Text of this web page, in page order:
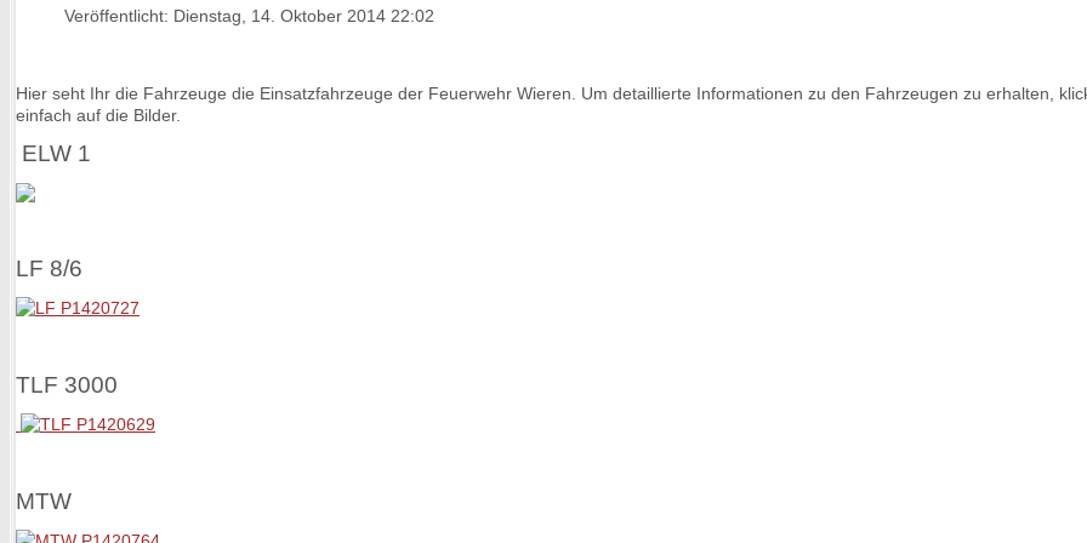
Veröffentlicht: Dienstag, 14. Oktober 2014 22:02
Hier seht Ihr die Fahrzeuge die Einsatzfahrzeuge der Feuerwehr Wieren. Um detaillierte Informationen zu den Fahrzeugen zu erhalten,
einfach auf die Bilder.
ELW 1
LF 8/6
TLF 3000
MTW